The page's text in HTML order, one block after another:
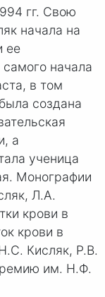
гг. Свою
начала на
ее
начала
в том
создана
а
ученица
Монографии
Л.А.
крови в
крови в
Кисляк, Р.В.
им. Н.Ф.